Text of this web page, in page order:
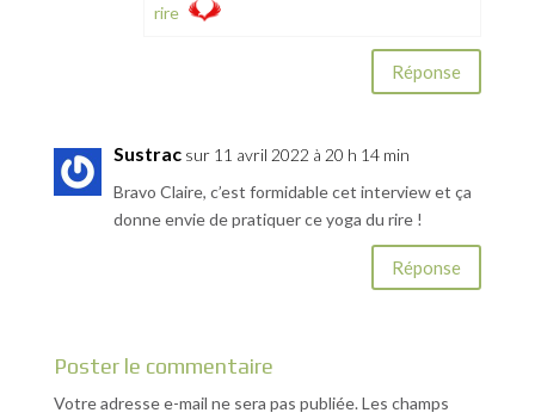
rire
Réponse
Sustrac sur 11 avril 2022 à 20 h 14 min
Bravo Claire, c’est formidable cet interview et ça
donne envie de pratiquer ce yoga du rire !
Réponse
Poster le commentaire
Votre adresse e-mail ne sera pas publiée.Les champs